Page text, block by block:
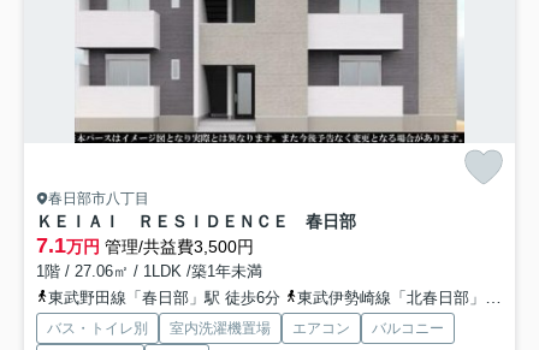
春日部市八丁目
ＫＥＩＡＩ ＲＥＳＩＤＥＮＣＥ 春日部
7.1万円 管理/共益費3,500円
1階 / 27.06㎡ / 1LDK /築1年未満
東武野田線「春日部」駅 徒歩6分
東武伊勢崎線「北春日部」駅 徒歩22分
バス・トイレ別 室内洗濯機置場 エアコン
バルコニー